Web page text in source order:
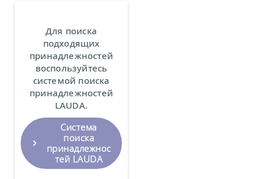
Для поиска
подходящих
принадлежностей
воспользуйтесь
системой поиска
принадлежностей
LAUDA.
Система
поиска
принадлежнос
тей LAUDA